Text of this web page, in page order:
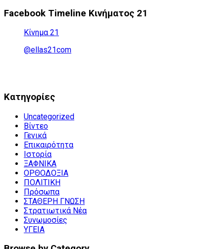
Facebook Timeline Κινήματος 21
Κίνημα 21
@ellas21com
Kατηγορίες
Uncategorized
Βίντεο
Γενικά
Επικαιρότητα
Ιστορία
ΞΑΦΝΙΚΑ
ΟΡΘΟΔΟΞΙΑ
ΠΟΛΙΤΙΚΗ
Πρόσωπα
ΣΤΑΘΕΡΗ ΓΝΩΣΗ
Στρατιωτικά Νέα
Συνωμοσίες
ΥΓΕΙΑ